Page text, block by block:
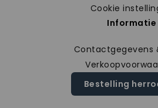
Cookie
Informatie
Contactgegevens
Bestelling